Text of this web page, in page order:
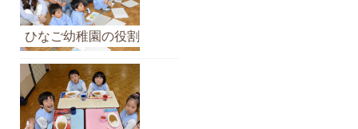
ひなご幼稚園の役割